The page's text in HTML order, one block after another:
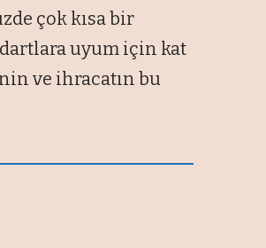
çok kısa bir
uyum için kat
ve ihracatın bu